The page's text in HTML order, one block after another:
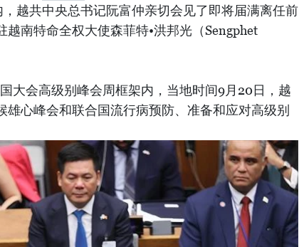
越共中央总书记阮富仲亲切会见了即将届满离任前
南特命全权大使森菲特•洪邦光（Sengphet
大会高级别峰会周框架内，当地时间9月20日，越
心峰会和联合国流行病预防、准备和应对高级别